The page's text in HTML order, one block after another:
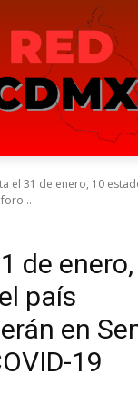
el 31 de enero, 10
de
país
en
19